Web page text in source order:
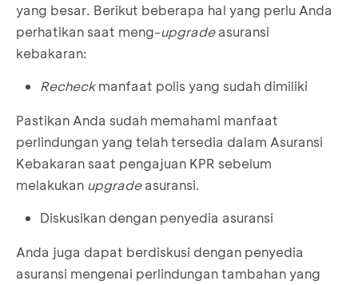
yang besar. Berikut beberapa hal yang perlu Anda
perhatikan saat meng-upgradeasuransi
kebakaran:
Recheckmanfaat polis yang sudah dimiliki
Pastikan Anda sudah memahami manfaat
perlindungan yang telah tersedia dalam Asuransi
Kebakaran saat pengajuan KPR sebelum
melakukan upgradeasuransi.
Diskusikan dengan penyedia asuransi
Anda juga dapat berdiskusi dengan penyedia
asuransi mengenai perlindungan tambahan yang